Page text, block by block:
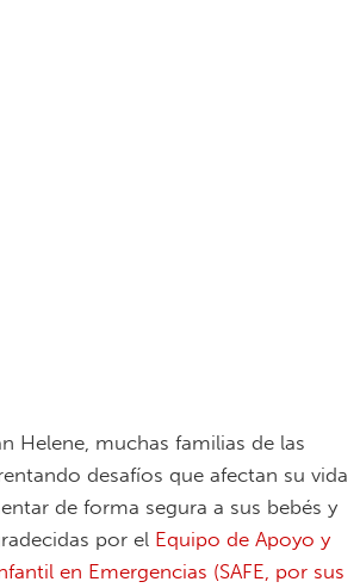
Helene, muchas familias de las
desafíos que afectan su vida
de forma segura a sus bebés y
por el Equipo de Apoyo y
en Emergencias (SAFE, por sus